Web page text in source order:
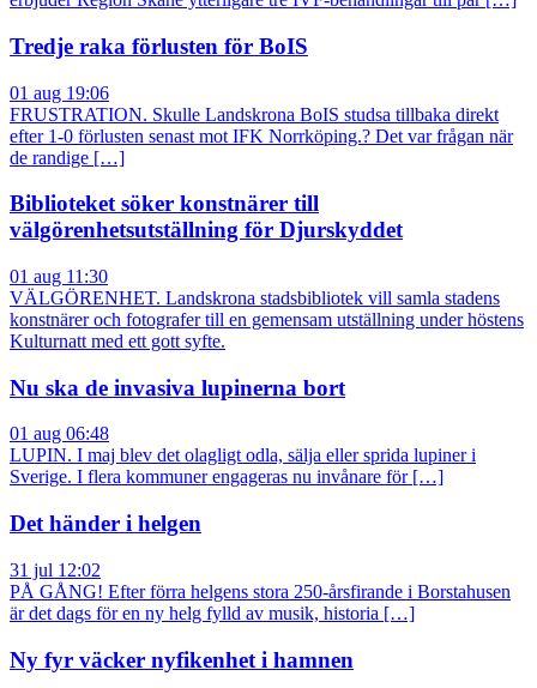
Tredje raka förlusten för BoIS
01 aug 19:06
FRUSTRATION. Skulle Landskrona BoIS studsa tillbaka direkt
efter 1-0 förlusten senast mot IFK Norrköping.? Det var frågan när
de randige […]
Biblioteket söker konstnärer till
välgörenhetsutställning för Djurskyddet
01 aug 11:30
VÄLGÖRENHET. Landskrona stadsbibliotek vill samla stadens
konstnärer och fotografer till en gemensam utställning under höstens
Kulturnatt med ett gott syfte.
Nu ska de invasiva lupinerna bort
01 aug 06:48
LUPIN. I maj blev det olagligt odla, sälja eller sprida lupiner i
Sverige. I flera kommuner engageras nu invånare för […]
Det händer i helgen
31 jul 12:02
PÅ GÅNG! Efter förra helgens stora 250-årsfirande i Borstahusen
är det dags för en ny helg fylld av musik, historia […]
Ny fyr väcker nyfikenhet i hamnen